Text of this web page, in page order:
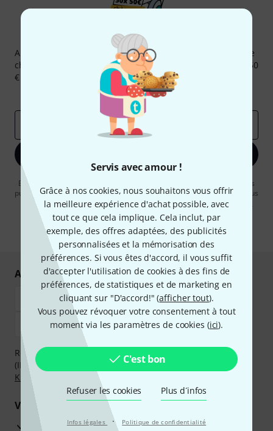
Servis avec amour !
Grâce à nos cookies, nous souhaitons vous offrir
la meilleure expérience d'achat possible, avec
tout ce que cela implique. Cela inclut, par
exemple, des offres adaptées, des publicités
personnalisées et la mémorisation des
préférences. Si vous êtes d'accord, il vous suffit
d'accepter l'utilisation de cookies à des fins de
préférences, de statistiques et de marketing en
cliquant sur "D'accord!" (afficher tout).
Vous pouvez révoquer votre consentement à tout
moment via les paramètres de cookies (ici).
C'est bon
Refuser les cookies Plus d´infos
Infos légales · Politique de confidentialité
Newsletters Thomann
Abonnez-vous à la newsletter Thomann et, avec un peu de
chance, gagnez l'un des 50 bons d'achat d'une valeur de 50
€ chacun!
Articles inspirants
Deals Aperçus Thomann
En cliquant sur "S'inscrire maintenant", vous acceptez de recevoir des
publicités par e-mail. La désinscription est possible à tout moment. Vous
pouvez trouver plus d'informations à ce sujet dans notrePolitique de
confidentialité
* Requis
Achetez et payez en toute sécurité
Réglez de manière sûre et sécurisée par Virement
(IBAN/BIC), PayPal, Amazon Pay, Klarna Payer Maintenant
Klarna Payer en 3 fois
Vos avantages
Ga­ran­tie Thomann 3 ans